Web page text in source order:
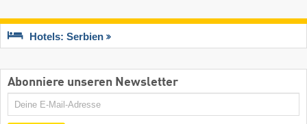
Hotels: Serbien
Abonniere unseren Newsletter
E-